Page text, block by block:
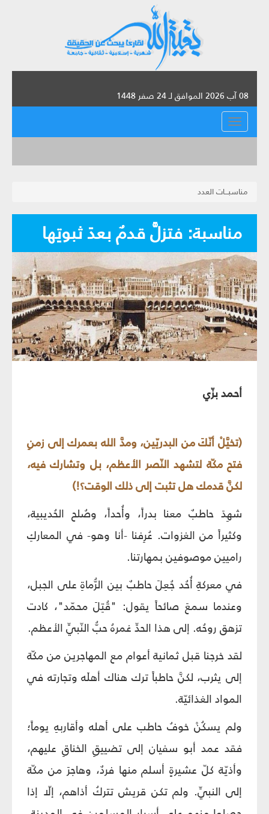
08 آب 2026 الموافق لـ 24 صفر 1448
القائمة
مناسبـــات العدد
مناسبة: فتزلَّ قدمٌ بعدَ ثبوتِها
أحمد بزّي
(تخيَّلْ أنّكَ من البدريّين، ومدَّ الله بعمرك إلى زمنِ
فتح مكّة لتشهد النّصر الأعظم، بل وتشارك فيه،
لكنَّ قدمك هل تثبت إلى ذلك الوقت؟!)
شهِدَ حاطبٌ معنا بدراً، وأُحداً، وصُلح الحُديبية،
وكثيراً من الغزوات. عُرِفنا -أنا وهو- في المعاركِ
راميين موصوفين بمهارتنا.
في معركةِ أُحُد جُعِلَ حاطبٌ بين الرُّماةِ على الجبل،
وعندما سمعَ صائحاً يقول: "قُتِلَ محمّد"، كادت
تزهق روحُه. إلى هذا الحدِّ غمرهُ حبُّ النّبيِّ الأعظم.
لقد خرجنا قبل ثمانية أعوام مع المهاجرين من مكّة
إلى يثرب، لكنَّ حاطباً ترك هناك أهلَه وتجارته في
المواد الغذائيّة.
ولم يسكُنْ خوفُ حاطب على أهله وأقاربهِ يوماً؛
فقد عمد أبو سفيان إلى تضييقِ الخناقِ عليهم،
وأذيّة كلّ عشيرةٍ أسلم منها فردٌ، وهاجرَ من مكّة
إلى النبيِّ. ولم تكن قريش تتركُ أذاهم، إلّا إذا